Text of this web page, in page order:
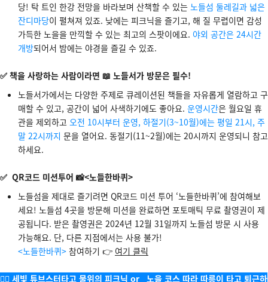
당! 탁 트인 한강 전망을 바라보며 산책할 수 있는 노들섬 둘레길과 넓은
잔디마당이 펼쳐져 있죠. 낮에는 피크닉을 즐기고, 해 질 무렵이면 감성
가득한 노을을 만끽할 수 있는 최고의 스팟이에요. 야외 공간은 24시간
개방되어서 밤에는 야경을 즐길 수 있죠.
✅ 책을 사랑하는 사람이라면 📖 노들서가 방문은 필수!
노들서가에서는 다양한 주제로 큐레이션된 책들을 자유롭게 열람하고 구
매할 수 있고, 공간이 넓어 사색하기에도 좋아요. 운영시간은 월요일 휴
관을 제외하고 오전 10시부터 운영, 하절기(3~10월)에는 평일 21시, 주
말 22시까지 문을 열어요. 동절기(11~2월)에는 20시까지 운영되니 참고
하세요.
✅ QR코드 미션투어 📸<노들한바퀴>
노들섬을 제대로 즐기려면 QR코드 미션 투어 ‘노들한바퀴’에 참여해보
세요! 노들섬 4곳을 방문해 미션을 완료하면 포토매틱 무료 촬영권이 제
공됩니다. 받은 촬영권은 2024년 12월 31일까지 노들섬 방문 시 사용
가능해요. 단, 다른 지점에서는 사용 불가!
<노들한바퀴> 참여하기 👉 여기 클릭
🚴‍♂️ 세빛 튜브스터타고 물위의 피크닉 or 노을 코스 따라 따릉이 타고 퇴근하